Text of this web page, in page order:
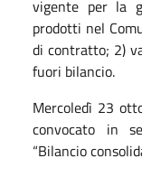
vigente per la
prodotti nel
di contratto; 2)
fuori bilancio.
Mercoledì 23
convocato in
“Bilancio